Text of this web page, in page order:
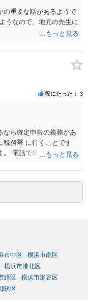
の重要な話があるようで
うなので、地元の先生に
役にたった 3
なら確定申告の義務があ
税務署 に行くことです
。 電話で相談にいくこと
市中区
横浜市南区
横浜市港北区
緑区
横浜市瀬谷区
筑区